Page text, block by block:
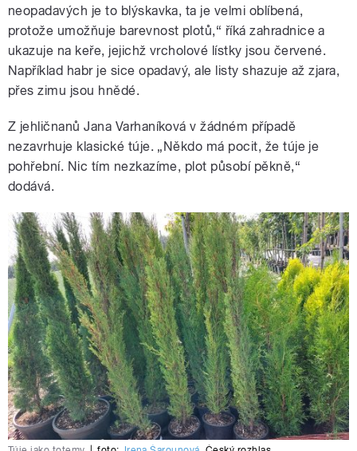
neopadavých je to blýskavka, ta je velmi oblíbená,
protože umožňuje barevnost plotů,“ říká zahradnice a
ukazuje na keře, jejichž vrcholové lístky jsou červené.
Například habr je sice opadavý, ale listy shazuje až zjara,
přes zimu jsou hnědé.
Z jehličnanů Jana Varhaníková v žádném případě
nezavrhuje klasické túje. „Někdo má pocit, že túje je
pohřební. Nic tím nezkazíme, plot působí pěkně,“
dodává.